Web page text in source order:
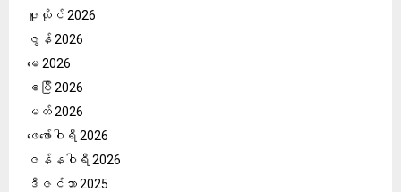
ဇူလိုင် 2026
ဇွန် 2026
မေ 2026
ဧပြီ 2026
မတ် 2026
ဖေ‌ဖော်ဝါရီ 2026
ဇန်နဝါရီ 2026
ဒီဇင်ဘာ 2025